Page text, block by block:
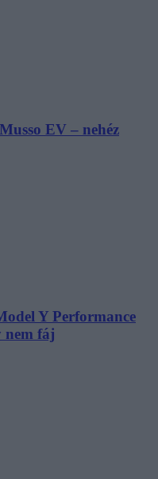
EV – nehéz
Y Performance
nem fáj